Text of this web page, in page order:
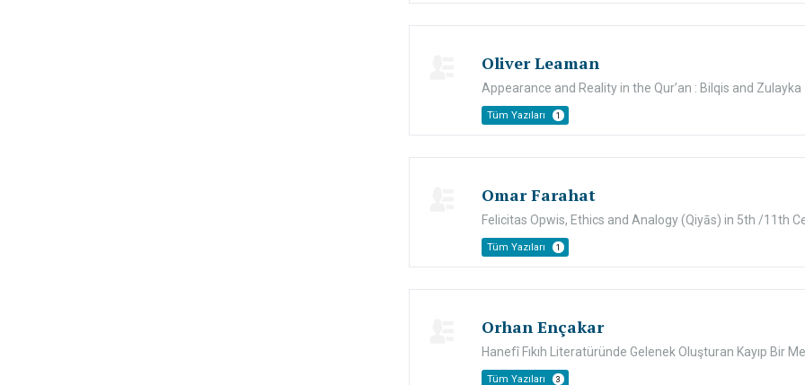
Oliver Leaman
Appearance and Reality in the Qur’an : Bilqis and Zulayka
Tüm Yazıları 1
Omar Farahat
Felicitas Opwis, Ethics and Analogy (Qiyās) in 5th /11th
Tüm Yazıları 1
Orhan Ençakar
Hanefî Fıkıh Literatüründe Gelenek Oluşturan Kayıp Bir
Tüm Yazıları 3